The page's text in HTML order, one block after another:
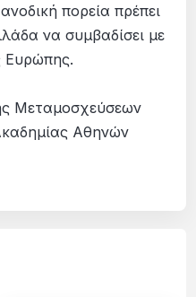
πορεία πρέπει
να συμβαδίσει με
Ευρώπης.
Μεταμοσχεύσεων
Αθηνών